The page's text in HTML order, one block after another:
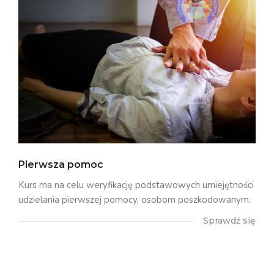
Pierwsza pomoc
Kurs ma na celu weryfikację podstawowych umiejętności
udzielania pierwszej pomocy, osobom poszkodowanym.
Sprawdź się